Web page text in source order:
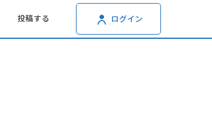
投稿する ログイン